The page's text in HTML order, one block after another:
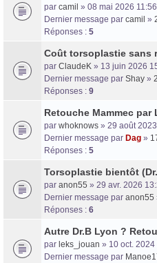
par camil » 08 mai 2026 11:56
Dernier message par camil »
Réponses : 5
Coût torsoplastie sans
par ClaudeK » 13 juin 2026
Dernier message par Shay »
Réponses : 9
Retouche Mammec
par whoknows » 29 août
Dernier message par Dag »
Réponses : 5
Torsoplastie bientôt
par anon55 » 29 avr. 2026
Dernier message par anon55
Réponses : 6
Autre Dr.B Lyon ?
par leks_jouan » 10 oct. 2024
Dernier message par